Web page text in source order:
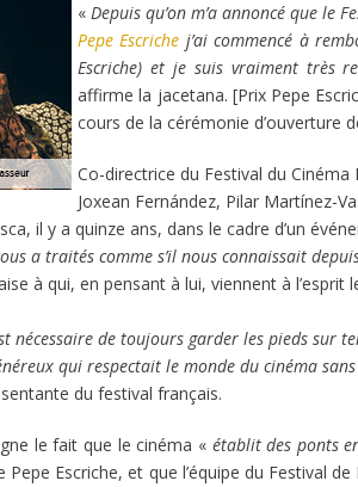
«Depuis qu’on m’a annoncé que
Pepe Escriche j’ai commencé à
Escriche) et je suis vraiment très
affirme la jacetana. [Prix Pepe
cours de la cérémonie d’ouverture
Co-directrice du Festival du
Joxean Fernández, Pilar Martínez-
il y a quinze ans, dans le cadre d’un
a traités comme s’il nous connaissait
à qui, en pensant à lui, viennent à
de toujours garder les pieds sur
qui respectait le monde du cinéma
du festival français.
le fait que le cinéma « établit des ponts
Escriche, et que l’équipe du Festival